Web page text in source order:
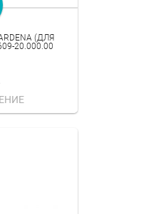
(ДЛЯ
20.000.00